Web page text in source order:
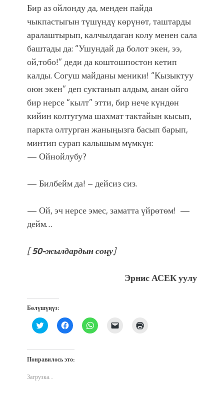
Бир аз ойлонду да, менден пайда
чыкпастыгын түшүндү көрүнөт, таштарды
аралаштырып, калчылдаган колу менен сала
баштады да: “Ушундай да болот экен, ээ,
ой,тобо!” деди да коштошпостон кетип
калды. Согуш майданы меники! “Кызыктуу
оюн экен” деп суктанып алдым, анан ойго
бир нерсе “кылт” этти, бир нече күндөн
кийин колтугума шахмат тактайын кысып,
паркта олтурган жаныңызга басып барып,
минтип сурап калышым мүмкүн:
— Ойнойлубу?
— Билбейм да! – дейсиз сиз.
— Ой, эч нерсе эмес, заматта үйрөтөм! —
дейм…
[50-жылдардын соңу]
Эрнис АСЕК уулу
Бөлүшүңүз:
Нажмите,
чтобы
Twitter
(Открывается
в
окне)
Нажмите,
чтобы
Facebook
(Открывается
в
Нажмите,
чтобы
Послать
ссылку
Понравилось это:
Загрузка...